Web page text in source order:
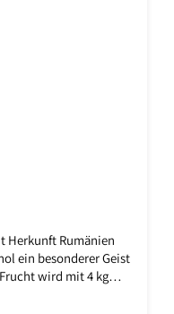
Herkunft Rumänien